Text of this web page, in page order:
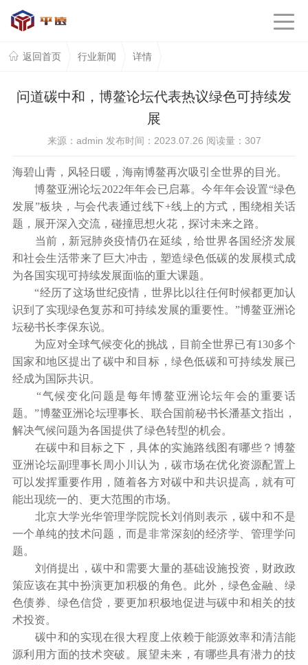
返回首页 行业新闻 详情
问道碳中和，博鳌论坛代表热议绿色可持续发
展
来源：admin 发布时间：2023.07.26 阅读量： 307
海碧山青，风轻日暖，海南博鳌再次吸引全世界的目光。
博鳌亚洲论坛2022年年会已启幕。今年年会设置“绿色
发展”板块，与会代表通过线下+线上的方式，围绕相关话
题，展开深入交流，碰撞思想火花，探讨未来之路。
当前，新冠肺炎疫情仍在延续，给世界各国经济发展
和社会生活带来了巨大冲击，塑造绿色低碳的发展模式成
为各国实现可持续发展面临的重大课题。
“经历了这场世纪疫情，世界比以往任何时候都更加认
识到了实现绿色复苏和可持续发展的重要性。”博鳌亚洲论
坛秘书长李保东说。
为应对全球气候变化的挑战，目前全世界已有130多个
国家和地区提出了碳中和目标，绿色低碳和可持续发展已
经成为国际共识。
“气候变化问题是每年博鳌亚洲论坛年会的重要话
题。”博鳌亚洲论坛理事长、联合国前秘书长潘基文指出，
解决气候问题为各国提供了绿色转型的机会。
在碳中和目标之下，具体的实施路线图有哪些？博鳌
亚洲论坛副理事长周小川认为，碳市场在优化资源配置上
可以发挥重要作用，随着各方对碳中和共识提高，就有可
能出现统一的、更大范围的市场。
北京大学光华管理学院院长刘俏则表示，碳中和不是
一个单纯的技术问题，而是非常深刻的经济学、管理学问
题。
刘俏提出，碳中和需要大量的基础设施投资，财政政
策应该在其中扮演更加积极的角色。此外，绿色金融、绿
色债券、绿色信贷，要更加积极地促进与碳中和相关的技
术投资。
碳中和的实现在很大程度上依赖于能源效率和清洁能
源利用方面的技术突破。展望未来，有哪些具有潜力的技